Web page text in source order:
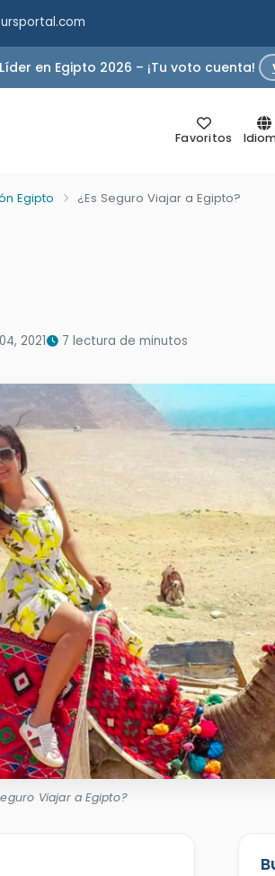
en Egipto 2026 – ¡Tu voto cuenta!
Favoritos
Egipto ¿Es Seguro Viajar a Egipto?
2021 7 lectura de minutos
Viajar a Egipto?